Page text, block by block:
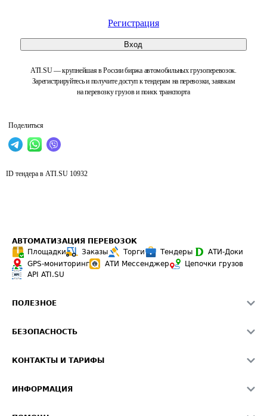
Регистрация
Вход
ATI.SU — крупнейшая в России биржа автомобильных грузоперевозок.
Зарегистрируйтесь и получите доступ к тендерам на перевозки, заявкам
на перевозку грузов и поиск транспорта
Поделиться
ID тендера в ATI.SU 10932
АВТОМАТИЗАЦИЯ ПЕРЕВОЗОК
Площадки
Заказы Торги Тендеры
АТИ-Доки
GPS-мониторинг
АТИ Мессенджер
Цепочки грузов
API ATI.SU
ПОЛЕЗНОЕ
Звезды ATI.SU на вашем сайте
Средние ставки
БЕЗОПАСНОСТЬ
Светофор+
КОНТАКТЫ И ТАРИФЫ
Реклама на сайте
ИНФОРМАЦИЯ